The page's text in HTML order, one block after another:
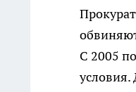
С 2005
условия.